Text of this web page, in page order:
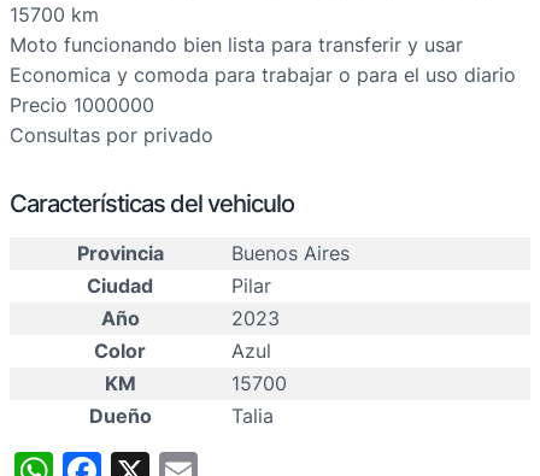
15700 km
Moto funcionando bien lista para transferir y usar
Economica y comoda para trabajar o para el uso diario
Precio 1000000
Consultas por privado
Características del vehiculo
Provincia
Buenos Aires
Ciudad
Pilar
Año
2023
Color
Azul
KM
15700
Dueño
Talia